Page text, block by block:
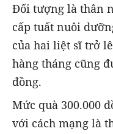
Đối tượng là thân
cấp tuất nuôi
của hai liệt sĩ trở
hàng tháng cũng
đồng.
Mức quà 300.000
với cách mạng là